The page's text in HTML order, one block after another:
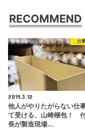
RECOMMEND
仕
2019.3.12
他人がやりたがらない仕
て受ける、山崎梱包！
長が製造現場…